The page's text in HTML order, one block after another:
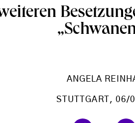
ANGELA
STUTTGART , 06/